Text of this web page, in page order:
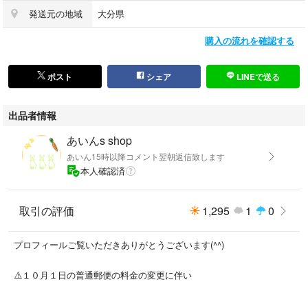
発送元の地域 大分県
購入の流れを確認する
ポスト シェア LINEで送る
出品者情報
あいんs shop
あいん15時以降コメント翌朝返信致します
本人確認済
取引の評価 1,295 1 0
プロフィールご覧いただきありがとうございます(^^)
⚠️１０月１日の普通郵便の料金の変更に伴い